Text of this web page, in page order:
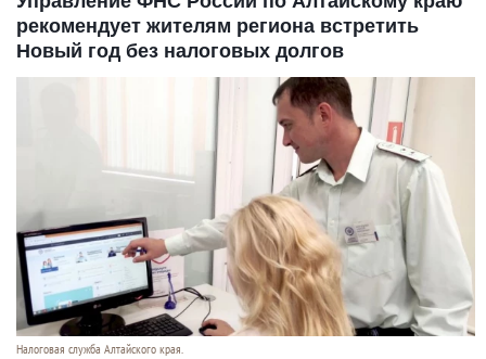
рекомендует жителям региона встретить
Новый год без налоговых долгов
Налоговая служба Алтайского края.